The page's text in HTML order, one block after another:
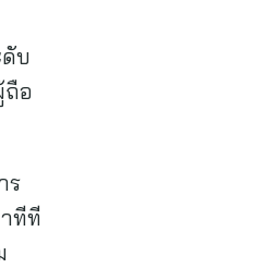
บ
ถือ
ร
ทีที